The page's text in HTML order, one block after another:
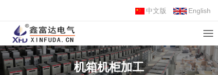
中文版 English
机箱机柜加工